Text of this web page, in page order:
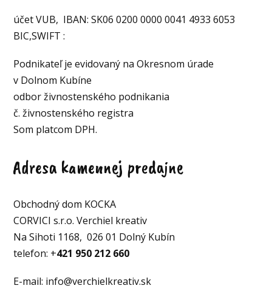
účet VUB, IBAN: SK06 0200 0000 0041 4933 6053
BIC,SWIFT :
Podnikateľ je evidovaný na Okresnom úrade
v Dolnom Kubíne
odbor živnostenského podnikania
č. živnostenského registra
Som platcom DPH.
Adresa kamennej predajne
Obchodný dom KOCKA
CORVICI s.r.o. Verchiel kreativ
Na Sihoti 1168, 026 01 Dolný Kubín
telefon: +421 950 212 660
E-mail: info@verchielkreativ.sk